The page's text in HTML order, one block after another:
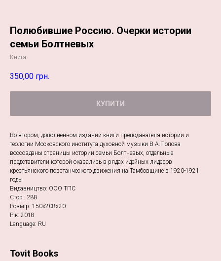
Полюбившие Россию. Очерки истории
семьи Болтневых
Книга
350,00 грн.
КУПИТИ
Во втором, дополненном издании книги преподавателя истории и
теологии Московского института духовной музыки В.А.Попова
воссозданы страницы истории семьи Болтневых, отдельные
представители которой оказались в рядах идейных лидеров
крестьянского повстанческого движения на Тамбовщине в 1920-1921
годы
Видавництво: ООО ТПС
Стор.: 288
Розмір: 150х208х20
Рік: 2018
Language: RU
Tovit Books